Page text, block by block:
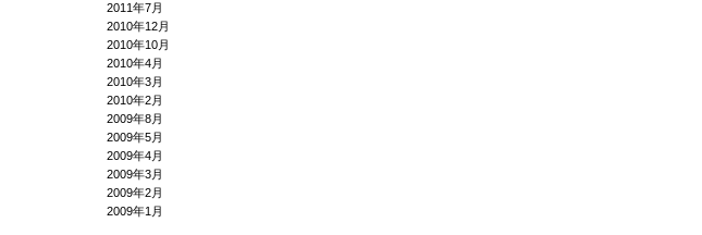
2011年7月
2010年12月
2010年10月
2010年4月
2010年3月
2010年2月
2009年8月
2009年5月
2009年4月
2009年3月
2009年2月
2009年1月